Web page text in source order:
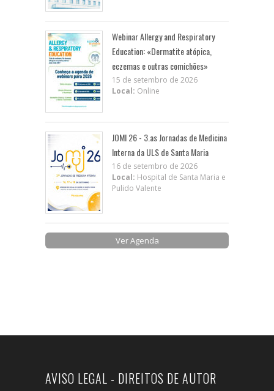
Webinar Allergy and Respiratory
Education: «Dermatite atópica,
eczemas e outras comichões»
15 de setembro de 2026
Local: Online
JOMI 26 - 3.as Jornadas de Medicina
Interna da ULS de Santa Maria
16 de setembro de 2026
Local: Hospital de Santa Maria e
Pulido Valente
Ver Agenda
AVISO LEGAL - DIREITOS DE AUTOR